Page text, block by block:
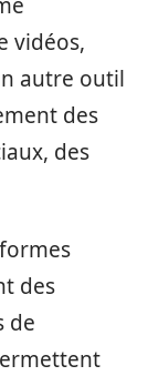
vidéos,
autre outil
des
des
des
de